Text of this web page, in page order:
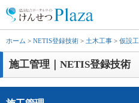
ホーム > NETIS登録技術 > 土木工事 > 仮設工
施工管理｜NETIS登録技術